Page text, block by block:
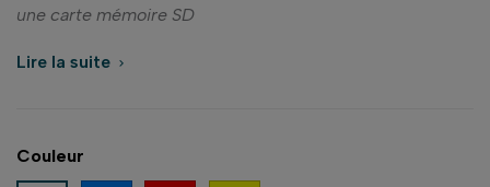
une carte mémoire SD
Lire la suite 
Couleur